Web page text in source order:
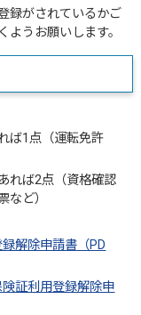
録がされているかご
うお願いします。
ば1点（運転免許
れば2点（資格確認
など）
解除申請書（PD
証利用登録解除申